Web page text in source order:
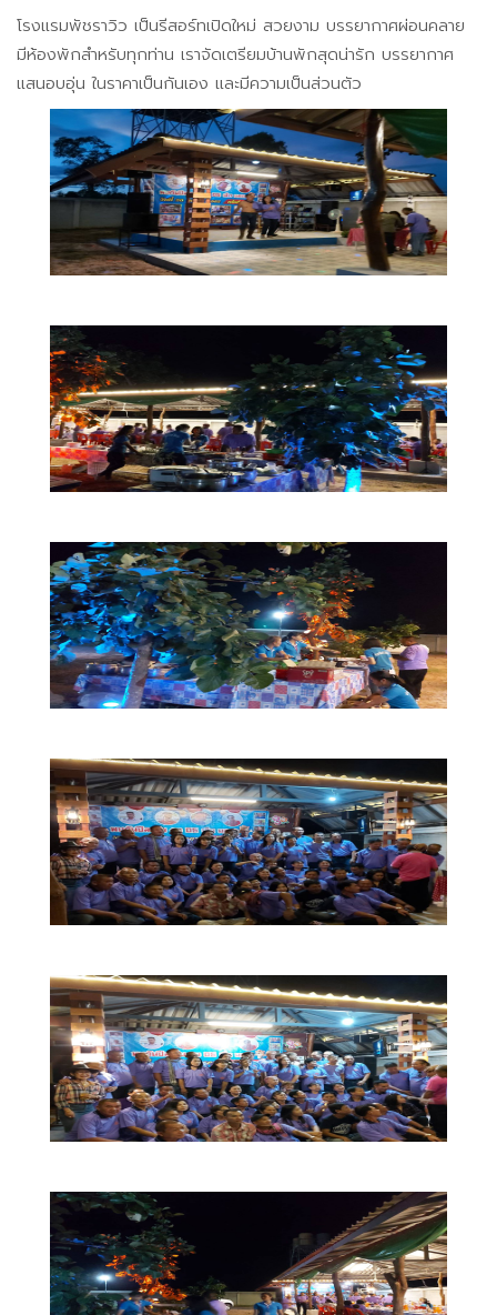
โรงแรมพัชราวิว เป็นรีสอร์ทเปิดใหม่ สวยงาม บรรยากาศผ่อนคลาย
มีห้องพักสำหรับทุกท่าน เราจัดเตรียมบ้านพักสุดน่ารัก บรรยากาศ
แสนอบอุ่น ในราคาเป็นกันเอง และมีความเป็นส่วนตัว